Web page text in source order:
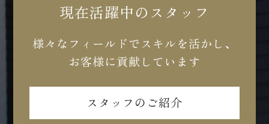
現在活躍中のスタッフ
様々なフィールドでスキルを活かし、
お客様に貢献しています
スタッフのご紹介